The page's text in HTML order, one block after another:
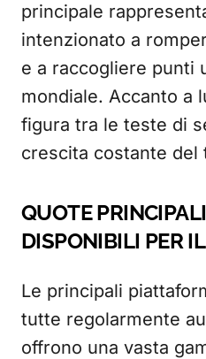
principale
intenzionato a
e a raccogliere punti
mondiale. Accanto a
figura tra le teste di
crescita costante del
QUOTE
DISPONIBILI PER
Le principali
tutte regolarmente
offrono una vasta